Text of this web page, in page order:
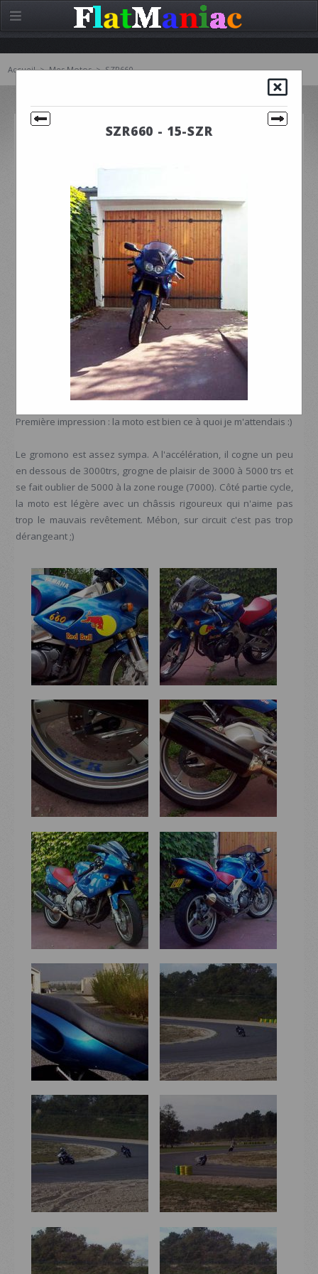
Accueil>Mes Motos>SZR660
Première impression : la moto est bien ce à quoi je m'attendais :)
Le gromono est assez sympa. A l'accélération, il cogne un peu
en dessous de 3000trs, grogne de plaisir de 3000 à 5000 trs et
se fait oublier de 5000 à la zone rouge (7000). Côté partie cycle,
la moto est légère avec un châssis rigoureux qui n'aime pas
trop le mauvais revêtement. Mébon, sur circuit c'est pas trop
dérangeant ;)
SZR660 - 15-SZR